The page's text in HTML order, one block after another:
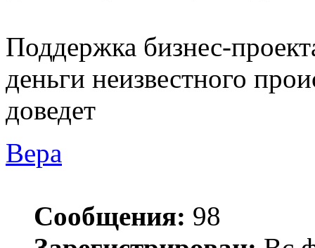
Поддержка бизнес-
деньги неизвестного
доведет
Вера
Сообщения: 98